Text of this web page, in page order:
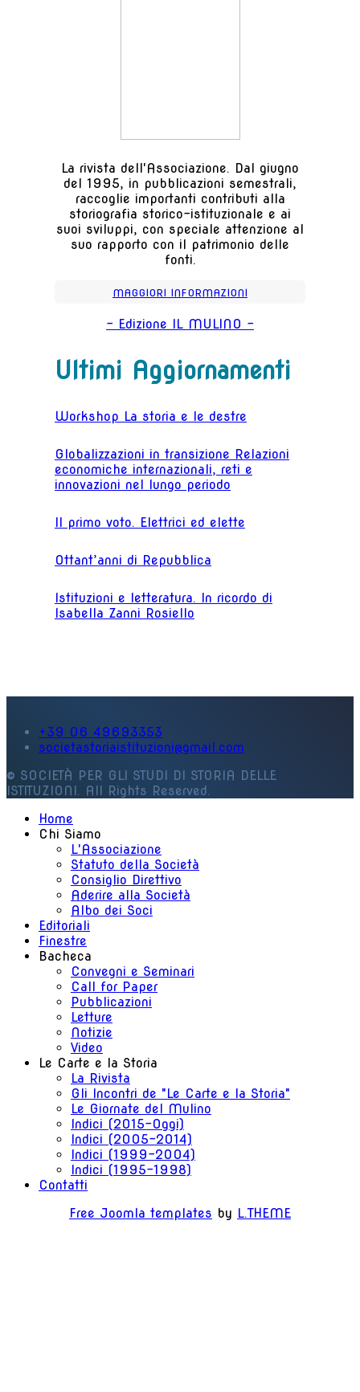
La rivista dell'Associazione. Dal giugno
del 1995, in pubblicazioni semestrali,
raccoglie importanti contributi alla
storiografia storico-istituzionale e ai
suoi sviluppi, con speciale attenzione al
suo rapporto con il patrimonio delle
fonti.
MAGGIORI INFORMAZIONI
- Edizione IL MULINO -
Ultimi Aggiornamenti
Workshop La storia e le destre
Globalizzazioni in transizione Relazioni
economiche internazionali, reti e
innovazioni nel lungo periodo
Il primo voto. Elettrici ed elette
Ottant’anni di Repubblica
Istituzioni e letteratura. In ricordo di
Isabella Zanni Rosiello
+39 06 49693353
societastoriaistituzioni@gmail.com
© SOCIETÀ PER GLI STUDI DI STORIA DELLE
ISTITUZIONI. All Rights Reserved.
Home
Chi Siamo
L'Associazione
Statuto della Società
Consiglio Direttivo
Aderire alla Società
Albo dei Soci
Editoriali
Finestre
Bacheca
Convegni e Seminari
Call for Paper
Pubblicazioni
Letture
Notizie
Video
Le Carte e la Storia
La Rivista
Gli Incontri de "Le Carte e la Storia"
Le Giornate del Mulino
Indici (2015-Oggi)
Indici (2005-2014)
Indici (1999-2004)
Indici (1995-1998)
Contatti
Free Joomla templates by L.THEME